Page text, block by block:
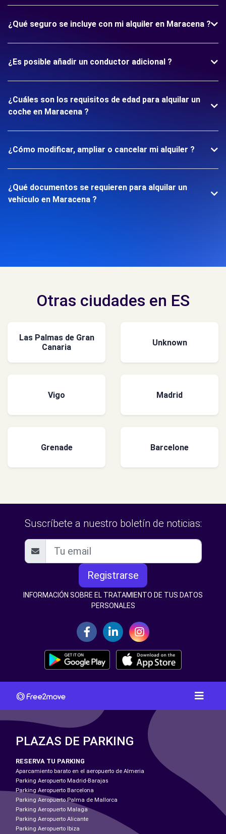
¿Qué seguro se incluye con mi alquiler en Maracena ?
¿Es posible añadir un conductor adicional ?
¿Cuáles son los requisitos de edad para alquilar un
coche en Maracena ?
¿Cómo modificar, ampliar o cancelar mi alquiler ?
¿Qué documentos se requieren para alquilar un
vehículo en Maracena ?
Otras ciudades en ES
Las Palmas de Gran
Canaria
Unknown
Vigo Madrid
Grenade Barcelone
Suscríbete a nuestro boletín de noticias:
Registrarse
INFORMACIÓN SOBRE EL TRATAMIENTO DE TUS DATOS
PERSONALES
PLAZAS DE PARKING
RESERVA TU PARKING
Aparcamiento barato en el aeropuerto de Almeria
Parking Aeropuerto Madrid-Barajas
Parking Aeropuerto Barcelona
Parking Aeropuerto Palma de Mallorca
Parking Aeropuerto Malaga
Parking Aeropuerto Alicante
Parking Aeropuerto Ibiza